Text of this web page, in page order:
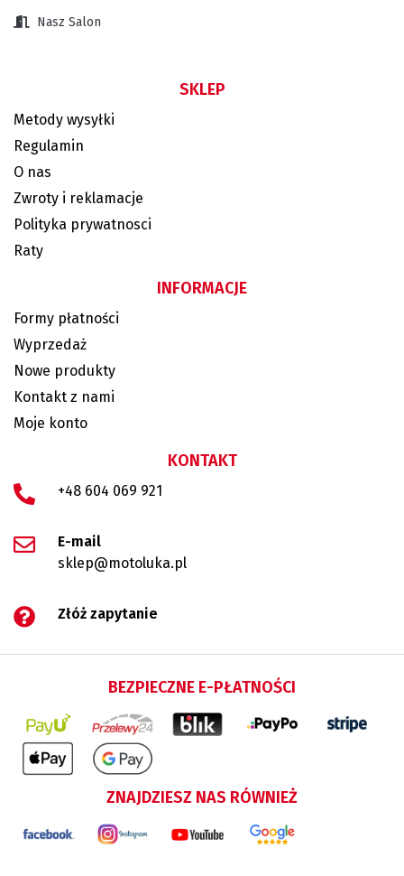
Nasz Salon
SKLEP
Metody wysyłki
Regulamin
O nas
Zwroty i reklamacje
Polityka prywatnosci
Raty
INFORMACJE
Formy płatności
Wyprzedaż
Nowe produkty
Kontakt z nami
Moje konto
KONTAKT
+48 604 069 921
E-mail
sklep@motoluka.pl
Złóż zapytanie
BEZPIECZNE E-PŁATNOŚCI
ZNAJDZIESZ NAS RÓWNIEŻ